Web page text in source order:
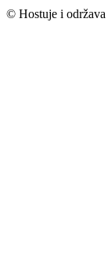
© Hostuje i održava